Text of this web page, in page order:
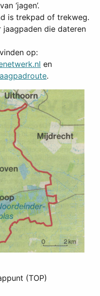
‘jagen’.
is trekpad of trekweg.
die dateren
op:
en
.
(TOP)